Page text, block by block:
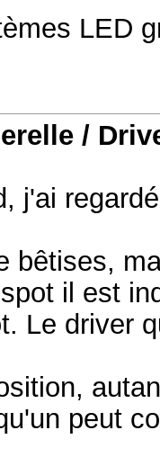
LED
/
j'ai
bêtises,
il est
Le driver
peut